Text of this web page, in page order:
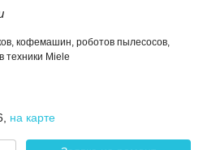
кофемашин, роботов пылесосов,
техники Miele
на карте